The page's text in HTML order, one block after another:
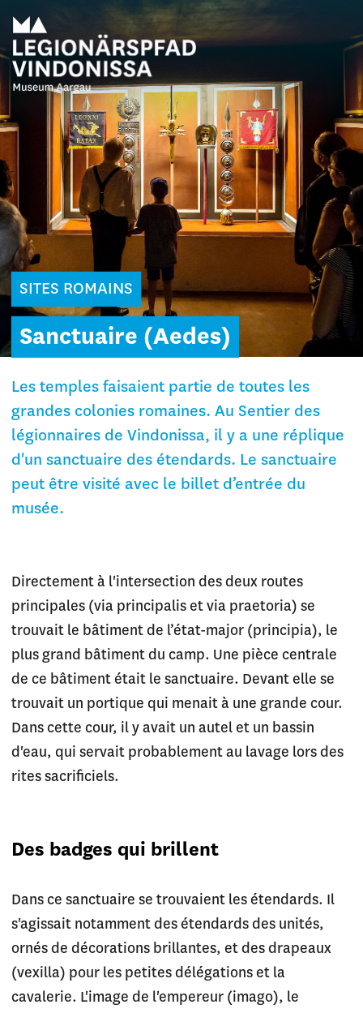
SITES ROMAINS
Sanctuaire (Aedes)
Les temples faisaient partie de toutes les
grandes colonies romaines. Au Sentier des
légionnaires de Vindonissa, il y a une réplique
d'un sanctuaire des étendards. Le sanctuaire
peut être visité avec le billet d’entrée du
musée.
Directement à l'intersection des deux routes
principales (via principalis et via praetoria) se
trouvait le bâtiment de l’état-major (principia), le
plus grand bâtiment du camp. Une pièce centrale
de ce bâtiment était le sanctuaire. Devant elle se
trouvait un portique qui menait à une grande cour.
Dans cette cour, il y avait un autel et un bassin
d'eau, qui servait probablement au lavage lors des
rites sacrificiels.
Des badges qui brillent
Dans ce sanctuaire se trouvaient les étendards. Il
s'agissait notamment des étendards des unités,
ornés de décorations brillantes, et des drapeaux
(vexilla) pour les petites délégations et la
cavalerie. L'image de l'empereur (imago), le